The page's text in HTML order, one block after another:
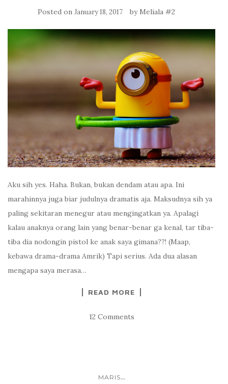
Posted on January 18, 2017 byMeliala #2
Aku sih yes. Haha. Bukan, bukan dendam atau apa. Ini
marahinnya juga biar judulnya dramatis aja. Maksudnya sih ya
paling sekitaran menegur atau mengingatkan ya. Apalagi
kalau anaknya orang lain yang benar-benar ga kenal, tar tiba-
tiba dia nodongin pistol ke anak saya gimana??! (Maap,
kebawa drama-drama Amrik) Tapi serius. Ada dua alasan
mengapa saya merasa…
READ MORE
12 Comments
MARIS...